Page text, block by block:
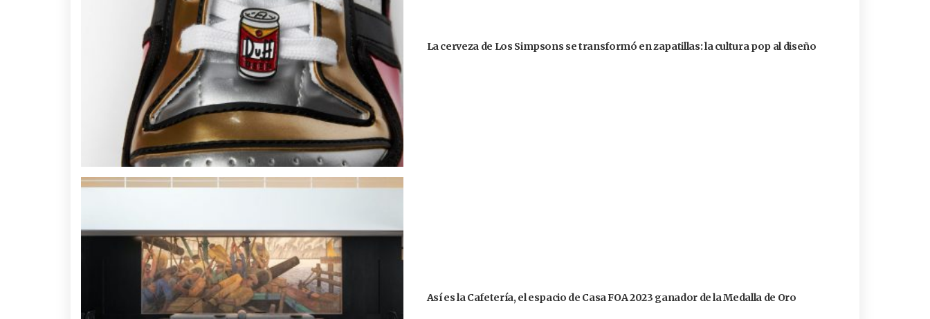
La cerveza de Los Simpsons se transformó en zapatillas: la cultura pop al diseño
Así es la Cafetería, el espacio de Casa FOA 2023 ganador de la Medalla de Oro